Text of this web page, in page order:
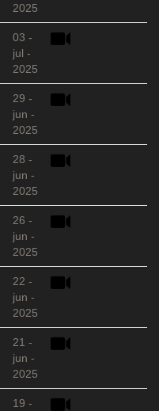
2025
03 -
jul -
2025
29 -
jun -
2025
28 -
jun -
2025
26 -
jun -
2025
22 -
jun -
2025
21 -
jun -
2025
19 -